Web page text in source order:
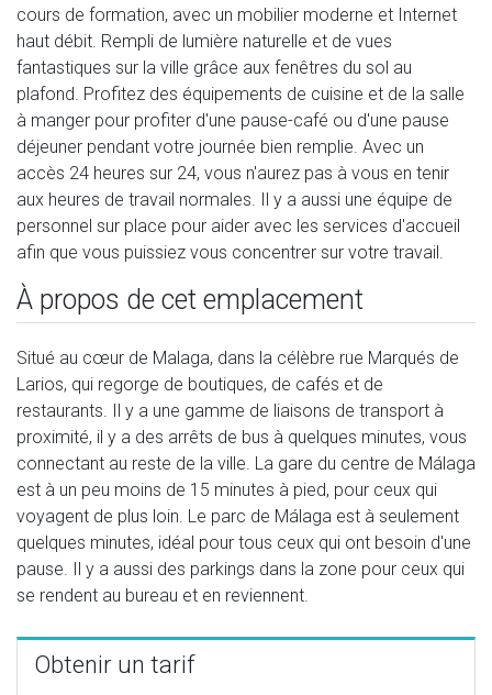
cours de formation, avec un mobilier moderne et Internet
haut débit. Rempli de lumière naturelle et de vues
fantastiques sur la ville grâce aux fenêtres du sol au
plafond. Profitez des équipements de cuisine et de la salle
à manger pour profiter d'une pause-café ou d'une pause
déjeuner pendant votre journée bien remplie. Avec un
accès 24 heures sur 24, vous n'aurez pas à vous en tenir
aux heures de travail normales. Il y a aussi une équipe de
personnel sur place pour aider avec les services d'accueil
afin que vous puissiez vous concentrer sur votre travail.
À propos de cet emplacement
Situé au cœur de Malaga, dans la célèbre rue Marqués de
Larios, qui regorge de boutiques, de cafés et de
restaurants. Il y a une gamme de liaisons de transport à
proximité, il y a des arrêts de bus à quelques minutes, vous
connectant au reste de la ville. La gare du centre de Málaga
est à un peu moins de 15 minutes à pied, pour ceux qui
voyagent de plus loin. Le parc de Málaga est à seulement
quelques minutes, idéal pour tous ceux qui ont besoin d'une
pause. Il y a aussi des parkings dans la zone pour ceux qui
se rendent au bureau et en reviennent.
Obtenir un tarif